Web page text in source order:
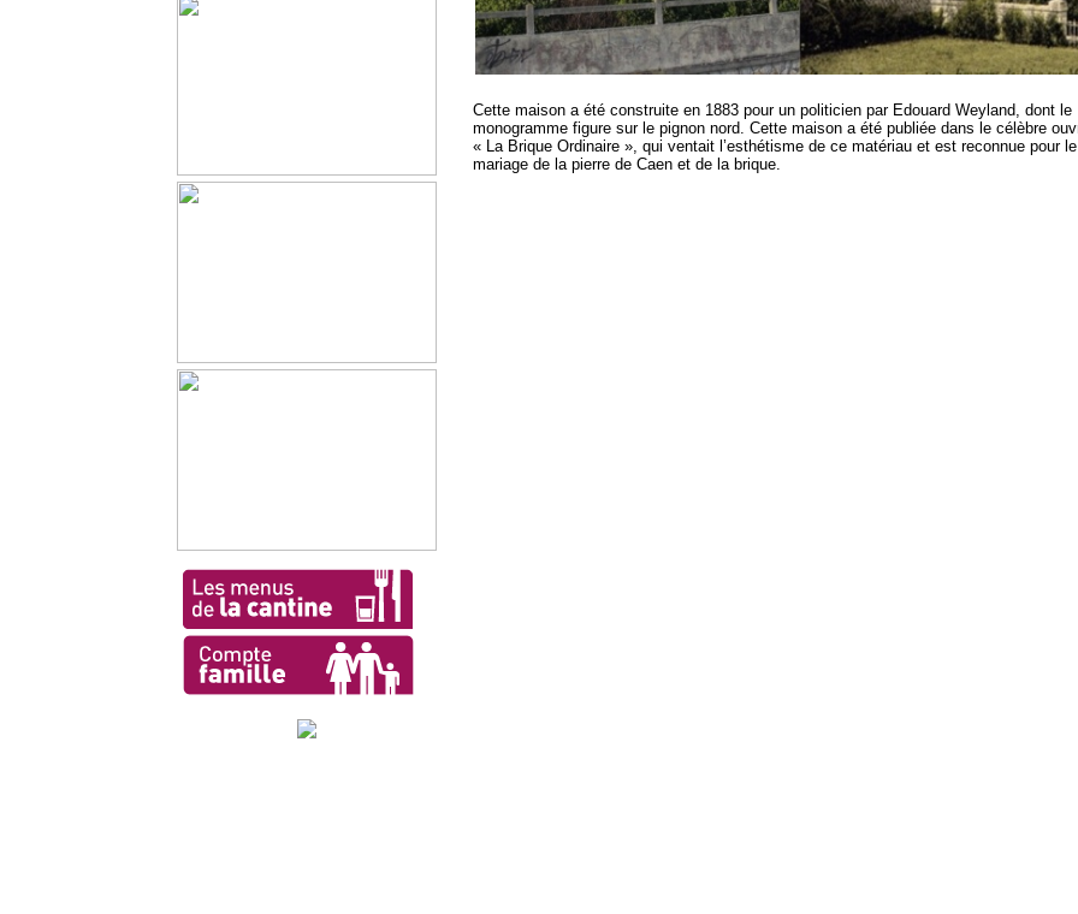
Cette maison a été construite en 1883 pour un politicien par Edouard Weyland, dont le
monogramme figure sur le pignon nord. Cette maison a été publiée dans le célèbre
« La Brique Ordinaire », qui ventait l’esthétisme de ce matériau et est reconnue pour le
mariage de la pierre de Caen et de la brique.